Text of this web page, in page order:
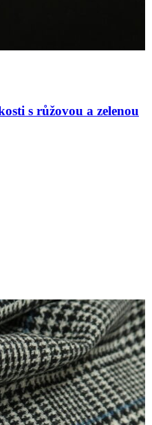
s růžovou a zelenou